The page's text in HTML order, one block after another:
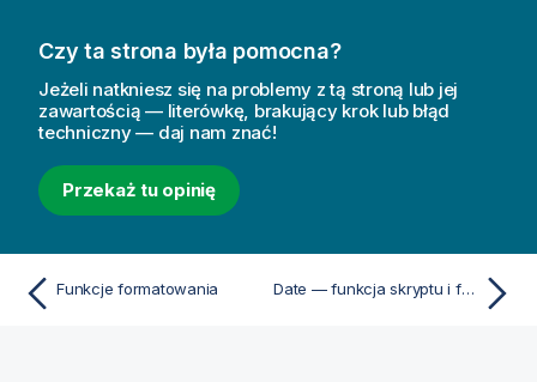
Czy ta strona była pomocna?
Jeżeli natkniesz się na problemy z tą stroną lub jej
zawartością — literówkę, brakujący krok lub błąd
techniczny — daj nam znać!
Przekaż tu opinię
Funkcje formatowania Date — funkcja skryptu i funkcja wykresu